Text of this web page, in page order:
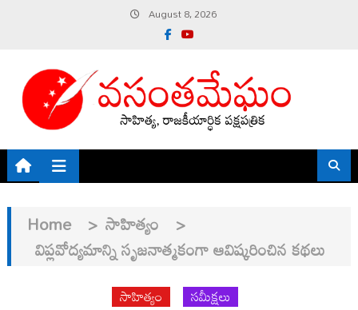
content
August 8, 2026
Home > సాహిత్యం >
విప్లవోద్యమాన్ని సృజనాత్మకంగా ఆవిష్కరించిన కథలు
సాహిత్యం సమీక్షలు